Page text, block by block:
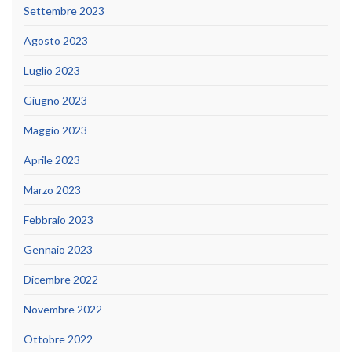
Settembre 2023
Agosto 2023
Luglio 2023
Giugno 2023
Maggio 2023
Aprile 2023
Marzo 2023
Febbraio 2023
Gennaio 2023
Dicembre 2022
Novembre 2022
Ottobre 2022